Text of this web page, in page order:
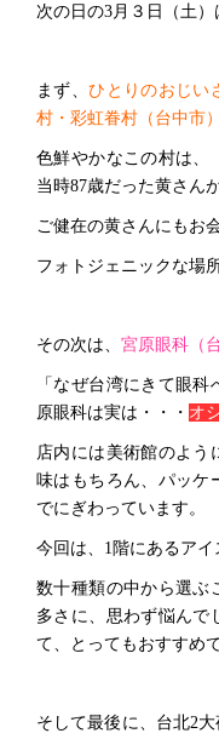
次の日の3月３日（土
まず、ひとりのおじい
村・彩虹眷村（台中市）
色鮮やかなこの村は、
当時87歳だった黄さん
ご健在の黄さんにもお
フォトジェニックな場
その次は、 宮原眼科（
「なぜ台湾にきて眼
原眼科は実は・・・ オ
店内には美術館のよう
味はもちろん、パッケ
でにぎわっています。
今回は、1階にあるア
数十種類の中から選ぶ
多さに、思わず悩んで
て、とってもおすすめ
そして最後に、台北2